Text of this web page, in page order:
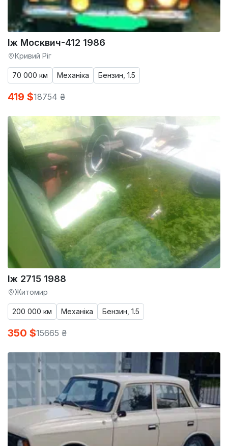
Іж Москвич-412 1986
Кривий Ріг
70 000 км Механіка Бензин, 1.5
419 $18754 ₴
Іж 2715 1988
Житомир
200 000 км Механіка Бензин, 1.5
350 $15665 ₴